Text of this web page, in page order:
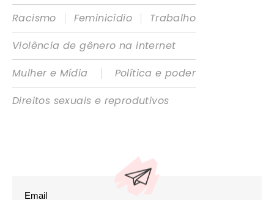
Racismo
| Feminicídio |
Trabalho
Violência de gênero na internet
Mulher e Mídia
|
Política e poder
Direitos sexuais e reprodutivos